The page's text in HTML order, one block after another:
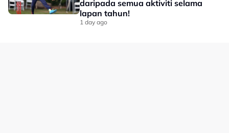
daripada semua aktiviti selama
lapan tahun!
1 day ago